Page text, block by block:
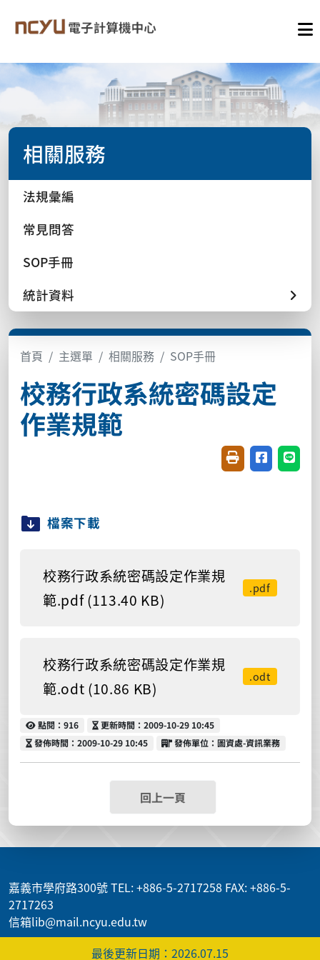
相關服務
法規彙編
常見問答
SOP手冊
統計資料
首頁 主選單 相關服務 SOP手冊
校務行政系統密碼設定
作業規範
友善列印(開新視
分享至臉書
分享
檔案下載
校務行政系統密碼設定作業規
範.pdf (113.40 KB)
.pdf
校務行政系統密碼設定作業規
範.odt (10.86 KB)
.odt
點閱
點閱：916 更新時間
更新時間：2009-10-29 10:45
發佈時間
發佈時間：2009-10-29 10:45 發佈單位
發佈單位：圖資處-資訊業務
回上一頁
嘉義市學府路300號 TEL: +886-5-2717258 FAX: +886-5-
2717263
信箱lib@mail.ncyu.edu.tw
最後更新日期：2026.07.15